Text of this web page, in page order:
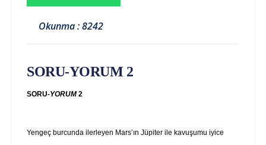
Okunma : 8242
SORU-YORUM 2
SORU-YORUM2
Yengeç burcunda ilerleyen Mars’ın Jüpiter ile kavuşumu iyice